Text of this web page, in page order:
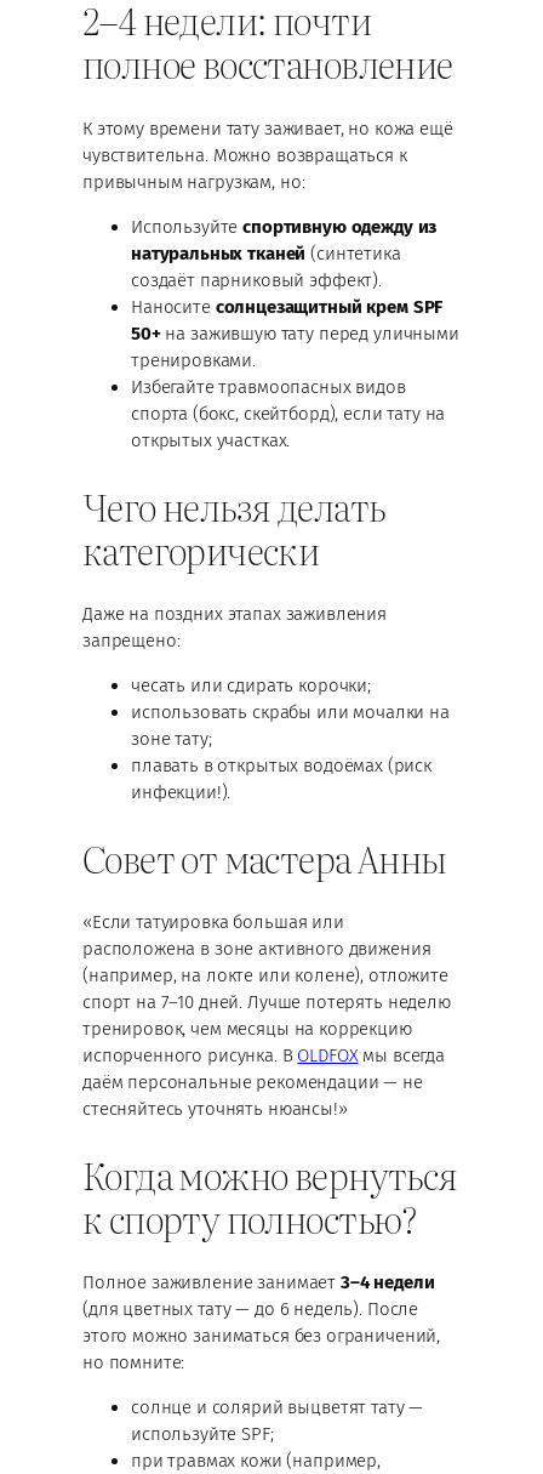
2–4 недели: почти
полное восстановление
К этому времени тату заживает, но кожа ещё
чувствительна. Можно возвращаться к
привычным нагрузкам, но:
Используйтеспортивную одежду из
натуральных тканей (синтетика
создаёт парниковый эффект).
Наносите солнцезащитный крем SPF
50+на зажившую тату перед уличными
тренировками.
Избегайте травмоопасных видов
спорта (бокс, скейтборд), если тату на
открытых участках.
Чего нельзя делать
категорически
Даже на поздних этапах заживления
запрещено:
чесать или сдирать корочки;
использовать скрабы или мочалки на
зоне тату;
плавать в открытых водоёмах (риск
инфекции!).
Совет от мастера Анны
«Если татуировка большая или
расположена в зоне активного движения
(например, на локте или колене), отложите
спорт на 7–10 дней. Лучше потерять неделю
тренировок, чем месяцы на коррекцию
испорченного рисунка. В OLDFOXмы всегда
даём персональные рекомендации — не
стесняйтесь уточнять нюансы!»
Когда можно вернуться
к спорту полностью?
Полное заживление занимает 3–4 недели
(для цветных тату — до 6 недель). После
этого можно заниматься без ограничений,
но помните:
солнце и солярий выцветят тату —
используйте SPF;
при травмах кожи (например,